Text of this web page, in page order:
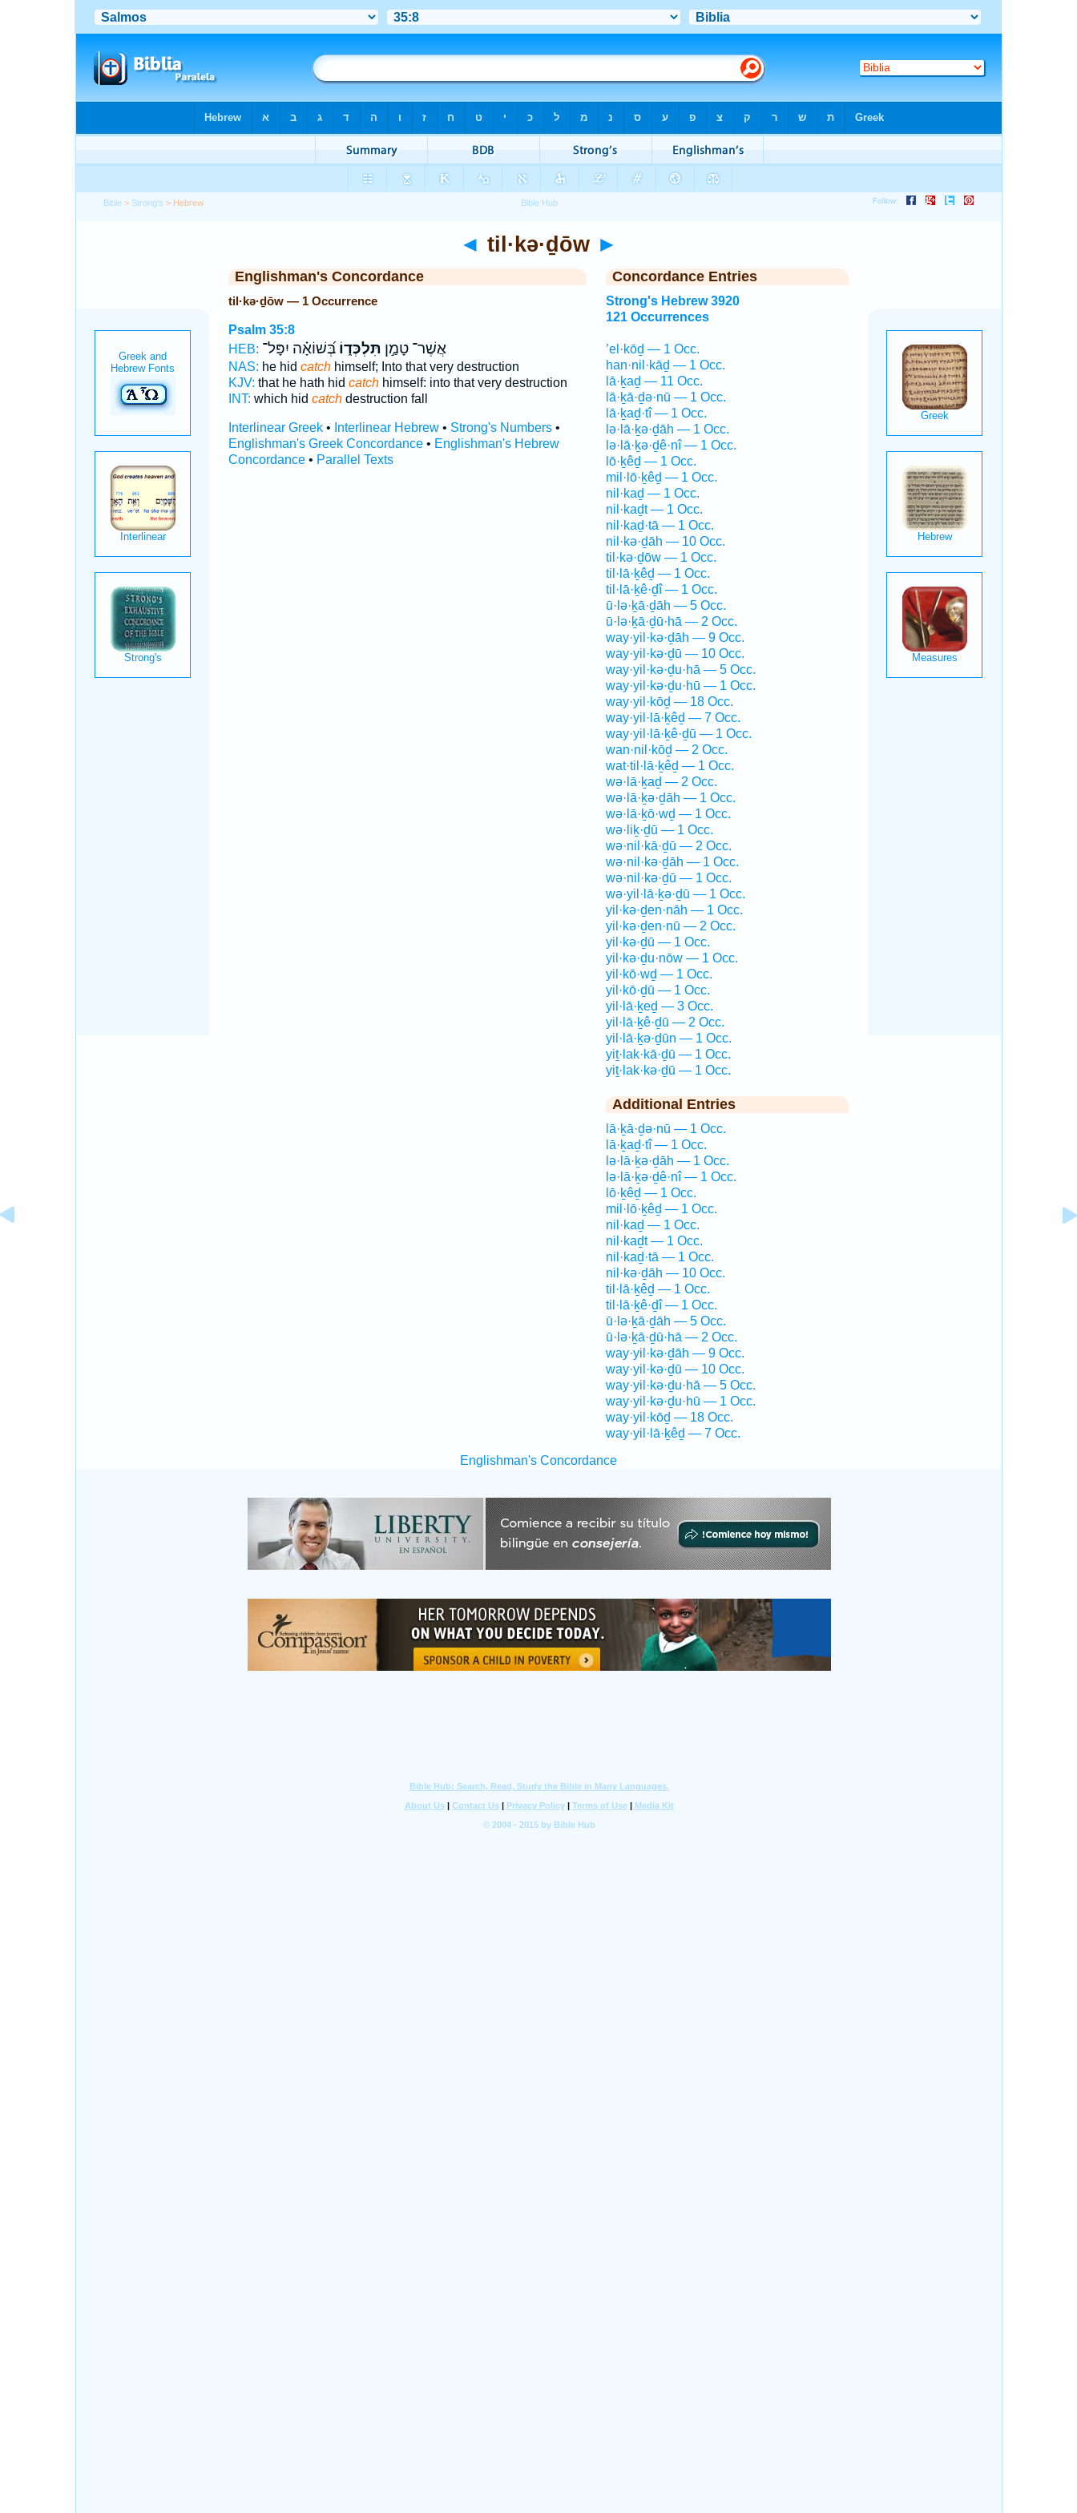
Bible > Strong's > Hebrew
◄ til·kə·ḏōw ►
Englishman's Concordance
til·kə·ḏōw — 1 Occurrence
Psalm 35:8
HEB:
אֲשֶׁר־ טָמַ֣ן תִּלְכְּד֑וֹבְּ֝שׁוֹאָ֗ה יִפָּל־
NAS: he hid catchhimself; Into that very destruction
KJV: that he hath hid catchhimself: into that very destruction
INT: which hid catchdestruction fall
Interlinear Greek• Interlinear Hebrew• Strong's Numbers•
Englishman's Greek Concordance• Englishman's Hebrew
Concordance• Parallel Texts
Concordance Entries
Strong's Hebrew 3920
121 Occurrences
’el·kōḏ — 1 Occ.
han·nil·kāḏ — 1 Occ.
lā·ḵaḏ — 11 Occ.
lā·ḵā·ḏə·nū — 1 Occ.
lā·ḵaḏ·tî — 1 Occ.
lə·lā·ḵə·ḏāh — 1 Occ.
lə·lā·ḵə·ḏê·nî — 1 Occ.
lō·ḵêḏ — 1 Occ.
mil·lō·ḵêḏ — 1 Occ.
nil·kaḏ — 1 Occ.
nil·kaḏt — 1 Occ.
nil·kaḏ·tā — 1 Occ.
nil·kə·ḏāh — 10 Occ.
til·kə·ḏōw — 1 Occ.
til·lā·ḵêḏ — 1 Occ.
til·lā·ḵê·ḏî — 1 Occ.
ū·lə·ḵā·ḏāh — 5 Occ.
ū·lə·ḵā·ḏū·hā — 2 Occ.
way·yil·kə·ḏāh — 9 Occ.
way·yil·kə·ḏū — 10 Occ.
way·yil·kə·ḏu·hā — 5 Occ.
way·yil·kə·ḏu·hū — 1 Occ.
way·yil·kōḏ — 18 Occ.
way·yil·lā·ḵêḏ — 7 Occ.
way·yil·lā·ḵê·ḏū — 1 Occ.
wan·nil·kōḏ — 2 Occ.
wat·til·lā·ḵêḏ — 1 Occ.
wə·lā·ḵaḏ — 2 Occ.
wə·lā·ḵə·ḏāh — 1 Occ.
wə·lā·ḵō·wḏ — 1 Occ.
wə·liḵ·ḏū — 1 Occ.
wə·nil·kā·ḏū — 2 Occ.
wə·nil·kə·ḏāh — 1 Occ.
wə·nil·kə·ḏū — 1 Occ.
wə·yil·lā·ḵə·ḏū — 1 Occ.
yil·kə·ḏen·nāh — 1 Occ.
yil·kə·ḏen·nū — 2 Occ.
yil·kə·ḏū — 1 Occ.
yil·kə·ḏu·nōw — 1 Occ.
yil·kō·wḏ — 1 Occ.
yil·kō·ḏū — 1 Occ.
yil·lā·ḵeḏ — 3 Occ.
yil·lā·ḵê·ḏū — 2 Occ.
yil·lā·ḵə·ḏūn — 1 Occ.
yiṯ·lak·kā·ḏū — 1 Occ.
yiṯ·lak·kə·ḏū — 1 Occ.
Additional Entries
lā·ḵā·ḏə·nū — 1 Occ.
lā·ḵaḏ·tî — 1 Occ.
lə·lā·ḵə·ḏāh — 1 Occ.
lə·lā·ḵə·ḏê·nî — 1 Occ.
lō·ḵêḏ — 1 Occ.
mil·lō·ḵêḏ — 1 Occ.
nil·kaḏ — 1 Occ.
nil·kaḏt — 1 Occ.
nil·kaḏ·tā — 1 Occ.
nil·kə·ḏāh — 10 Occ.
til·lā·ḵêḏ — 1 Occ.
til·lā·ḵê·ḏî — 1 Occ.
ū·lə·ḵā·ḏāh — 5 Occ.
ū·lə·ḵā·ḏū·hā — 2 Occ.
way·yil·kə·ḏāh — 9 Occ.
way·yil·kə·ḏū — 10 Occ.
way·yil·kə·ḏu·hā — 5 Occ.
way·yil·kə·ḏu·hū — 1 Occ.
way·yil·kōḏ — 18 Occ.
way·yil·lā·ḵêḏ — 7 Occ.
Englishman's Concordance